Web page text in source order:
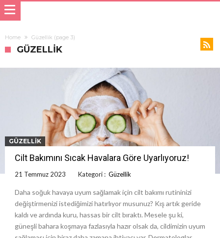
Home Güzellik (page 3)
GÜZELLIK
GÜZELLIK
Cilt Bakımını Sıcak Havalara Göre Uyarlıyoruz!
21 Temmuz 2023 Kategori : Güzellik
Daha soğuk havaya uyum sağlamak için cilt bakımı rutininizi
değiştirmenizi istediğimizi hatırlıyor musunuz? Kış artık geride
kaldı ve ardında kuru, hassas bir cilt bıraktı. Mesele şu ki,
güneşli bahara koşmaya fazlasıyla hazır olsak da, cildimizin uyum